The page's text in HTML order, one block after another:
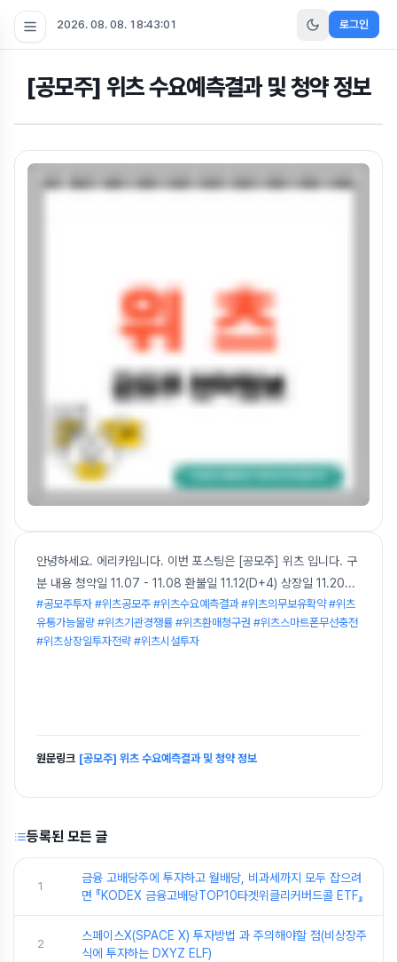
2026. 08. 08. 18:43:02 로그인
[공모주] 위츠 수요예측결과 및 청약 정보
안녕하세요. 에리카입니다. 이번 포스팅은 [공모주] 위츠 입니다. 구
분 내용 청약일 11.07 - 11.08 환불일 11.12(D+4) 상장일 11.20...
#공모주투자 #위츠공모주 #위츠수요예측결과 #위츠의무보유확약 #위츠
유통가능물량 #위츠기관경쟁률 #위츠환매청구권 #위츠스마트폰무선충전
#위츠상장일투자전략 #위츠시설투자
원문링크 [공모주] 위츠 수요예측결과 및 청약 정보
등록된 모든 글
1
금융 고배당주에 투자하고 월배당, 비과세까지 모두 잡으려
면 『KODEX 금융고배당TOP10타겟위클리커버드콜 ETF』
2
스페이스X(SPACE X) 투자방법 과 주의해야할 점(비상장주
식에 투자하는 DXYZ ELF)